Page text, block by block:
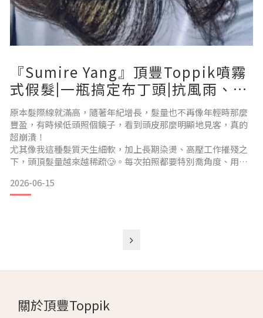
『Sumire Yang』頂豐Toppik噴霧
式假髮|一瓶搞定布丁頭|抗風雨、易
清洗|髮際線瞬間濃密救星！
原本髮際線就滿高，隨著年紀增長，髮量也不再像年輕時那麼
豐盈，有時候低頭照個鏡子，看到頭皮那麼明顯地見客，真的
超崩潰！
尤其像我這種髮質天生細軟，加上長期染燙、高壓工作摧殘之
下，頭頂髮量越來越稀疏🥲。每次拍照都要特別喬角度、用頭
「見光死」，真的超沒安全感。直到我遇見【頂豐Toppik 噴霧
式假髮】，才終於有種「天降救星」的感覺！
2026-06-15
關於頂豐Toppik